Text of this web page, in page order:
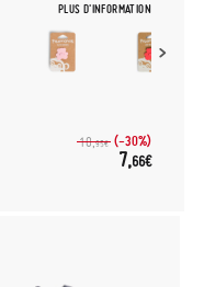
PLUS D'INFORMATION
10,95€ (-30%)
7,66€